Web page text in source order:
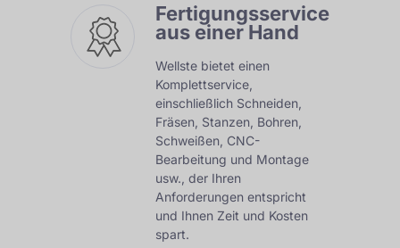
Fertigungsservice
aus einer Hand
Wellste bietet einen
Komplettservice,
einschließlich Schneiden,
Fräsen, Stanzen, Bohren,
Schweißen, CNC-
Bearbeitung und Montage
usw., der Ihren
Anforderungen entspricht
und Ihnen Zeit und Kosten
spart.